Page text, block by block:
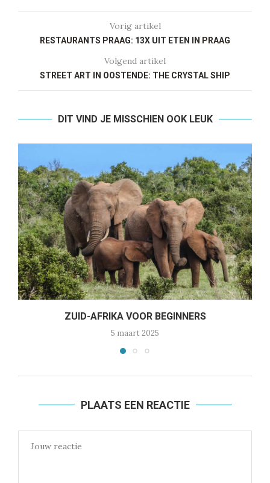
Vorig artikel
RESTAURANTS PRAAG: 13X UIT ETEN IN PRAAG
Volgend artikel
STREET ART IN OOSTENDE: THE CRYSTAL SHIP
DIT VIND JE MISSCHIEN OOK LEUK
ZUID-AFRIKA VOOR BEGINNERS
5 maart 2025
PLAATS EEN REACTIE